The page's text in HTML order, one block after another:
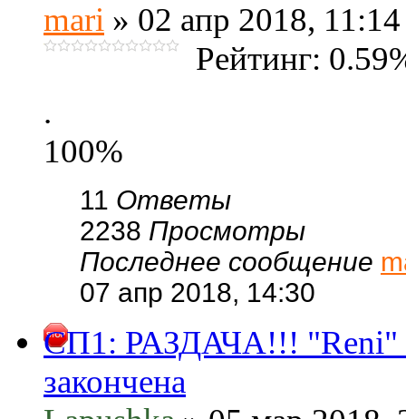
mari » 02 апр 2018, 11:14
Рейтинг:
.
100%
11 Ответы
2238 Просмотры
Последнее сообщение
07 апр 2018, 14:30
СП1: РАЗДАЧА!!! "Reni" -
закончена